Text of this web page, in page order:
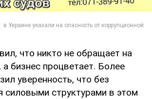
что никто не обращает на
а бизнес процветает. Более
уверенность, что без
силовыми структурами в этом